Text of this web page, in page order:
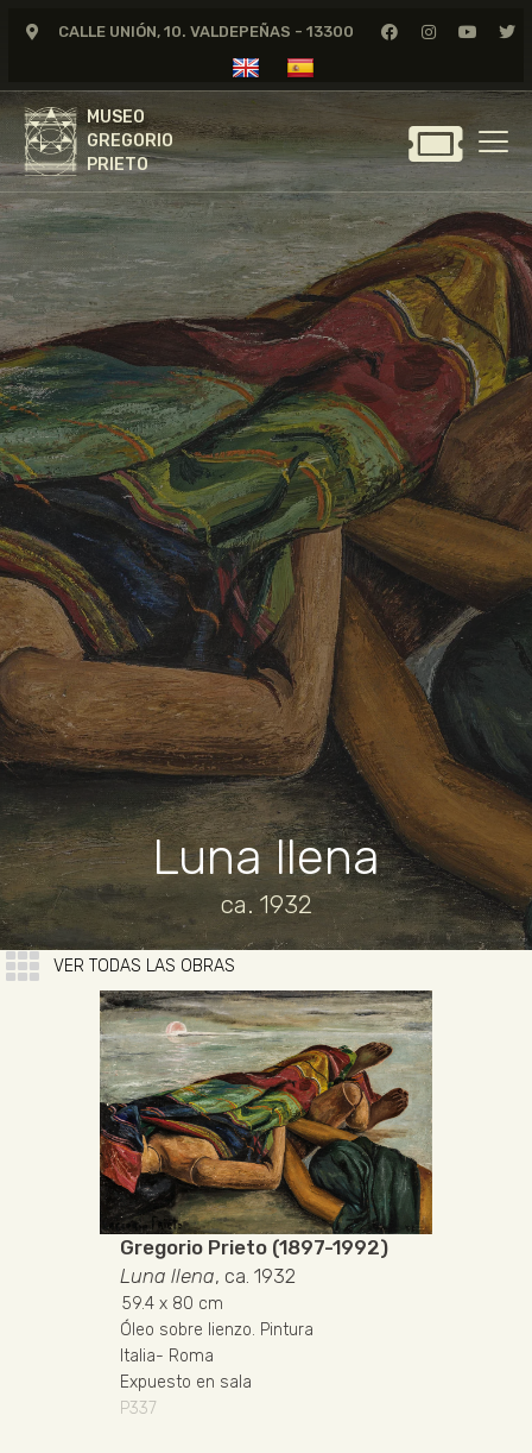
CALLE UNIÓN, 10. VALDEPEÑAS - 13300
MUSEO
GREGORIO
PRIETO
MUSEO
GREGORIO
GREGORIO PRIETO
MUSEO
ARCHIVO
CERTAMEN DE DIBUJO
FUNDACIÓN
TIENDA
NOTICIAS
Luna llena
ca. 1932
VER TODAS LAS OBRAS
Gregorio Prieto (1897-1992)
Luna llena, ca. 1932
59.4 x 80 cm
Óleo sobre lienzo. Pintura
Italia- Roma
Expuesto en sala
P337